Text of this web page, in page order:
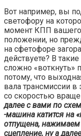
Вот например, вы
светофору на
момент КПП вашего
положении, но
на сфетофоре
действуете? В
сложно «воткнуть»
потому, что
вала трансмиссии в
со скоростью
далее с вами по
-машина катится на
отпущена,
сцепление, ну а